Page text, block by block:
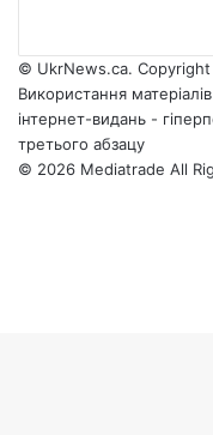
© UkrNews.ca.
Використання
інтернет-видань -
третього абзацу
© 2026 Mediatrade All